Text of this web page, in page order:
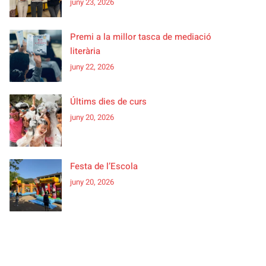
Premi a la millor tasca de mediació
literària
juny 22, 2026
Últims dies de curs
juny 20, 2026
Festa de l’Escola
juny 20, 2026